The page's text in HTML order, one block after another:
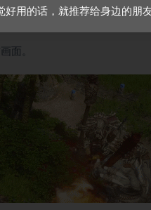
锋。
面。
好用的话，就推荐给身边的朋